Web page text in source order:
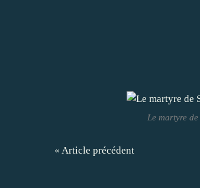
Le martyre
« Article précédent